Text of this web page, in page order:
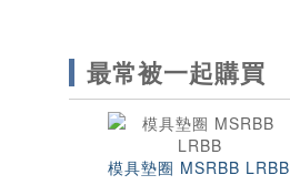
最常被一起購買
模具墊圈 MSRBB LRBB